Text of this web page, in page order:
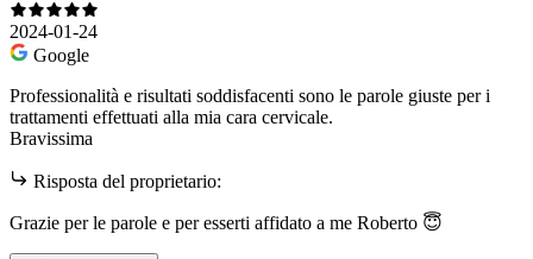
2024-01-24
Google
Professionalità e risultati soddisfacenti sono le parole giuste per i
trattamenti effettuati alla mia cara cervicale.
Bravissima
Risposta del proprietario:
Grazie per le parole e per esserti affidato a me Roberto 😇